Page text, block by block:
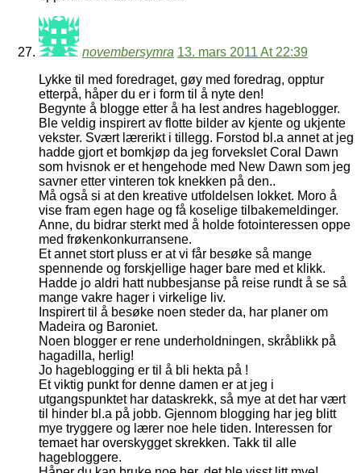
novembersymra 13. mars 2011 At 22:39
Lykke til med foredraget, gøy med foredrag, opptur
etterpå, håper du er i form til å nyte den!
Begynte å blogge etter å ha lest andres hageblogger.
Ble veldig inspirert av flotte bilder av kjente og ukjente
vekster. Svært lærerikt i tillegg. Forstod bl.a annet at jeg
hadde gjort et bomkjøp da jeg forvekslet Coral Dawn
som hvisnok er et hengehode med New Dawn som jeg
savner etter vinteren tok knekken på den..
Må også si at den kreative utfoldelsen lokket. Moro å
vise fram egen hage og få koselige tilbakemeldinger.
Anne, du bidrar sterkt med å holde fotointeressen oppe
med frøkenkonkurransene.
Et annet stort pluss er at vi får besøke så mange
spennende og forskjellige hager bare med et klikk.
Hadde jo aldri hatt nubbesjanse på reise rundt å se så
mange vakre hager i virkelige liv.
Inspirert til å besøke noen steder da, har planer om
Madeira og Baroniet.
Noen blogger er rene underholdningen, skråblikk på
hagadilla, herlig!
Jo hageblogging er til å bli hekta på !
Et viktig punkt for denne damen er at jeg i
utgangspunktet har dataskrekk, så mye at det har vært
til hinder bl.a på jobb. Gjennom blogging har jeg blitt
mye tryggere og lærer noe hele tiden. Interessen for
temaet har overskygget skrekken. Takk til alle
hagebloggere.